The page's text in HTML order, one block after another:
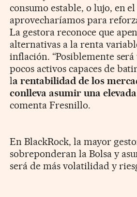
consumo estable, o lujo, en el
aprovecharíamos para
La gestora reconoce que
alternativas a la renta
inflación. “Posiblemente
pocos activos capaces de
la rentabilidad de los
conlleva asumir una
comenta Fresnillo.
En BlackRock, la mayor
sobreponderan la Bolsa y
será de más volatilidad y